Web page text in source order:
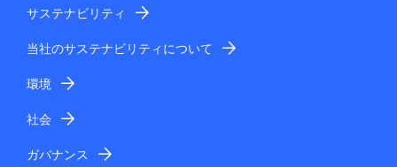
サステナビリティ
当社のサステナビリティについて
環境
社会
ガバナンス